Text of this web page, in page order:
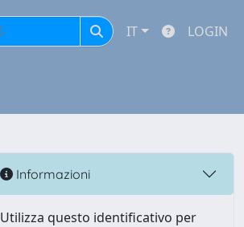
IT LOGIN
Informazioni
Utilizza questo identificativo per